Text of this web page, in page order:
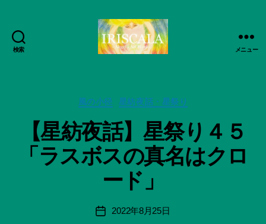
検索
日
記
録・
作
品
集-
IRISCALA
メニュー
カ
ー
風の小径 星紡夜話・星祭り
【星紡夜話】星祭り４５
「ラスボスの真名はクロ
ード」
投
稿
成
:
船
智
日
投
2022年8月25日